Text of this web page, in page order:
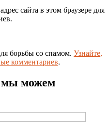
сайта в этом браузере для
борьбы со спамом. Узнайте,
комментариев.
мы можем